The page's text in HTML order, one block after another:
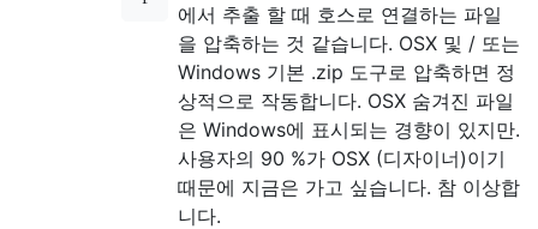
에서 추출 할 때 호스로 연결하는 파일
을 압축하는 것 같습니다. OSX 및 / 또는
Windows 기본 .zip 도구로 압축하면 정
상적으로 작동합니다. OSX 숨겨진 파일
은 Windows에 표시되는 경향이 있지만.
사용자의 90 %가 OSX (디자이너)이기
때문에 지금은 가고 싶습니다. 참 이상합
니다.